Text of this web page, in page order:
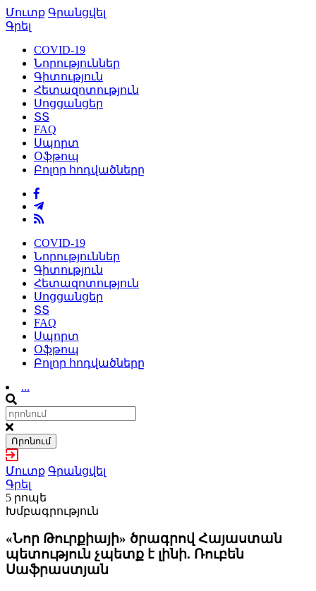
Մուտք Գրանցվել
Գրել
COVID-19
Նորություններ
Գիտություն
Հետազոտություն
Սոցցանցեր
ՏՏ
FAQ
Սպորտ
Օֆթոպ
Բոլոր հոդվածները
COVID-19
Նորություններ
Գիտություն
Հետազոտություն
Սոցցանցեր
ՏՏ
FAQ
Սպորտ
Օֆթոպ
Բոլոր հոդվածները
...
Որոնում
Մուտք Գրանցվել
Գրել
5 րոպե
Խմբագրություն
«Նոր Թուրքիայի» ծրագրով Հայաստան
պետություն չպետք է լինի. Ռուբեն
Սաֆրաստյան